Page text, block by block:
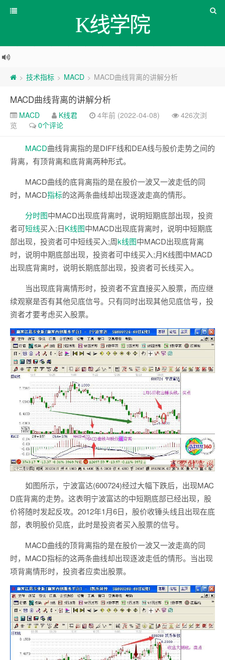
K线学院
> 技术指标 > MACD > MACD曲线背离的讲解分析
MACD曲线背离的讲解分析
MACD K线君 4年前 (2022-04-08)
426次浏
览
0个评论
MACD曲线背离指的是DIFF线和DEA线与股价走势之间的
背离，有顶背离和底背离两种形式。
MACD曲线的底背离指的是在股价一波又一波走低的同
时，MACD指标的这两条曲线却出现逐波走高的情形。
分时图中MACD出现底背离时，说明短期底部出现，投资
者可短线买入;日K线图中MACD出现底背离时，说明中短期底
部出现，投资者可中短线买入;周k线图中MACD出现底背离
时，说明中期底部出现，投资者可中线买入;月K线图中MACD
出现底背离时，说明长期底部出现，投资者可长线买入。
当出现底背离情形时，投资者不宜直接买入股票，而应继
续观察是否有其他见底信号。只有同时出现其他见底信号，投
资者才要考虑买入股票。
如图所示，宁波富达(600724)经过大幅下跌后，出现MAC
D底背离的走势。这表明宁波富达的中短期底部已经出现，股
价将随时发起反攻。2012年1月6日，股价收锤头线且出现在底
部，表明股价见底，此时是投资者买入股票的信号。
MACD曲线的顶背离指的是在股价一波又一波走高的同
时，MACD指标的这两条曲线却出现逐波走低的情形。当出现
项背离情形时，投资者应卖出股票。